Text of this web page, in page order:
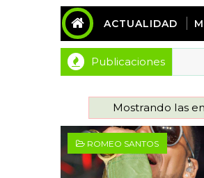
ACTUALIDAD
Publicaciones
Mostrando las
ROMEO SANTOS